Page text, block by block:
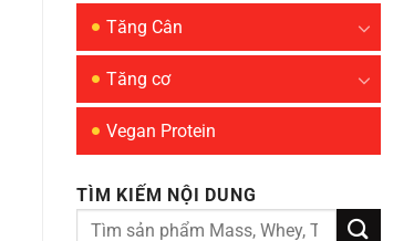
Tăng Cân
Tăng cơ
Vegan Protein
TÌM KIẾM NỘI DUNG